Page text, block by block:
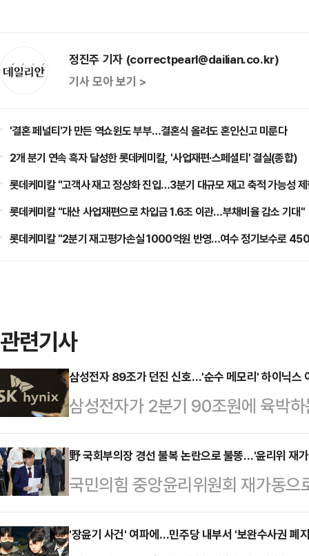
정진주 기자 (correctpearl@dailian.co.kr)
기사 모아 보기 >
'결혼 페널티'가 만든 역쇼윈도 부부…결혼식 올려도 혼인신고 미룬다
2개 분기 연속 흑자 달성한 롯데케미칼, '사업재편·스페셜티' 결실(종합)
롯데케미칼 "고객사 재고 정상화 진입…3분기 대규모 재고 축적 가능성
롯데케미칼 "대산 사업재편으로 차입금 1.6조 이관…부채비율 감소 기대"
롯데케미칼 "2분기 재고평가손실 1000억원 반영…여수 정기보수로
관련기사
삼성전자 89조가 던진 신호…'순수 메모리' 하이닉스
삼성전자가 2분기 90조원에 육박
기대감도 함께 높아지고 있다. 삼성
히 메모리 부문에서 발생한 것으로
다 HBM 매출 비중이 높고 메모리
영되는 구조인 만큼, 2분기 영업이
이 나온다.9일 업계와 증권가에 따
野 국회부의장 경선 불복 논란으로 불똥…'윤리위 재
국민의힘 중앙윤리위원회 재가동
지는 모양새다. 친한(친한동훈)계
선 불복 사태까지 불거졌기 때문이
'장윤기 사건' 여파에…민주당 내부서 '보완수사권 폐